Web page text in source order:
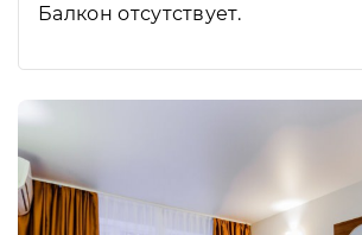
Балкон отсутствует.